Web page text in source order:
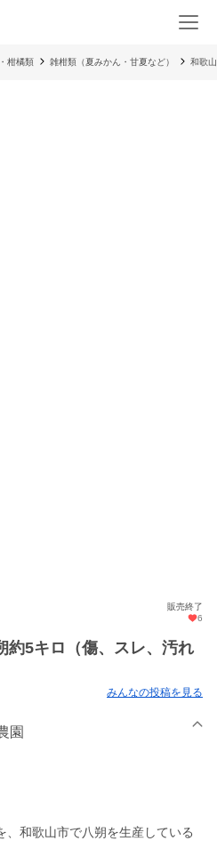
柑橘類 雑柑類（夏みかん・甘夏など） 和歌
販売終了
6
5キロ（傷、スレ、汚れ
みんなの投稿を見る
園
和歌山市で八朔を生産している